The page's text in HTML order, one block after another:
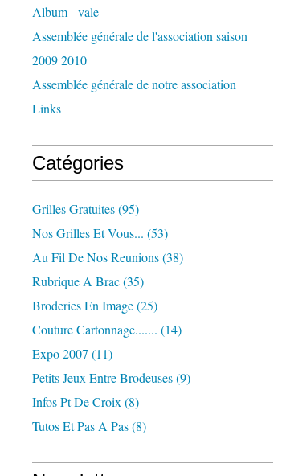
Album - vale
Assemblée générale de l'association saison
2009 2010
Assemblée générale de notre association
Links
Catégories
Grilles Gratuites(95)
Nos Grilles Et Vous... (53)
Au Fil De Nos Reunions(38)
Rubrique A Brac(35)
Broderies En Image(25)
Couture Cartonnage....... (14)
Expo 2007 (11)
Petits Jeux Entre Brodeuses(9)
Infos Pt De Croix (8)
Tutos Et Pas A Pas(8)